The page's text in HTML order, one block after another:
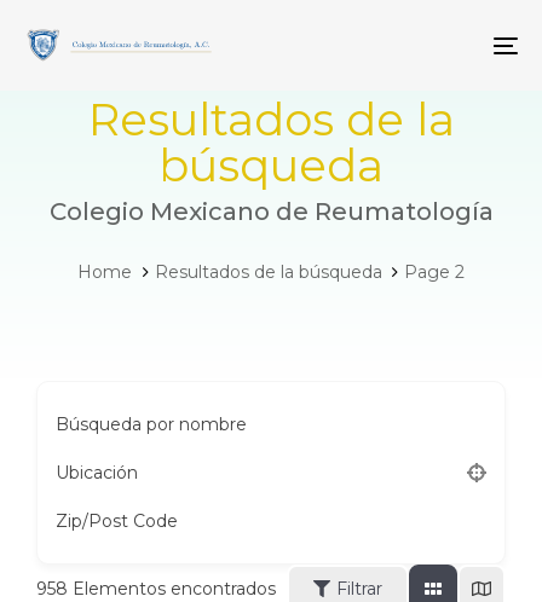
links
primary
Resultados de la
búsqueda
Colegio Mexicano de Reumatología
Home Resultados de la búsqueda Page 2
Búsqueda por nombre
Ubicación
Zip/Post Code
958 Elementos encontrados Filtrar